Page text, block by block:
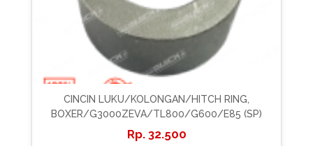
CINCIN LUKU/KOLONGAN/HITCH RING,
BOXER/G3000ZEVA/TL800/G600/E85 (SP)
32.500